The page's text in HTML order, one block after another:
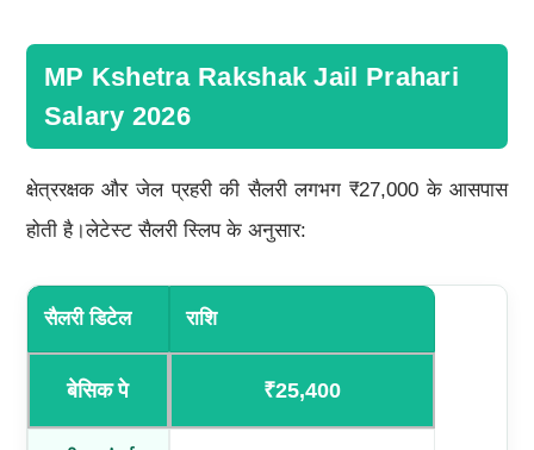
MP Kshetra Rakshak Jail Prahari
Salary 2026
क्षेत्ररक्षक और जेल प्रहरी की सैलरी लगभग ₹27,000 के आसपास
होती है।लेटेस्ट सैलरी स्लिप के अनुसार:
सैलरी डिटेल राशि
बेसिक पे ₹25,400